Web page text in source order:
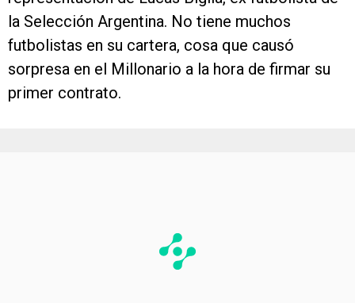
la Selección Argentina. No tiene muchos
futbolistas en su cartera, cosa que causó
sorpresa en el Millonario a la hora de firmar su
primer contrato.